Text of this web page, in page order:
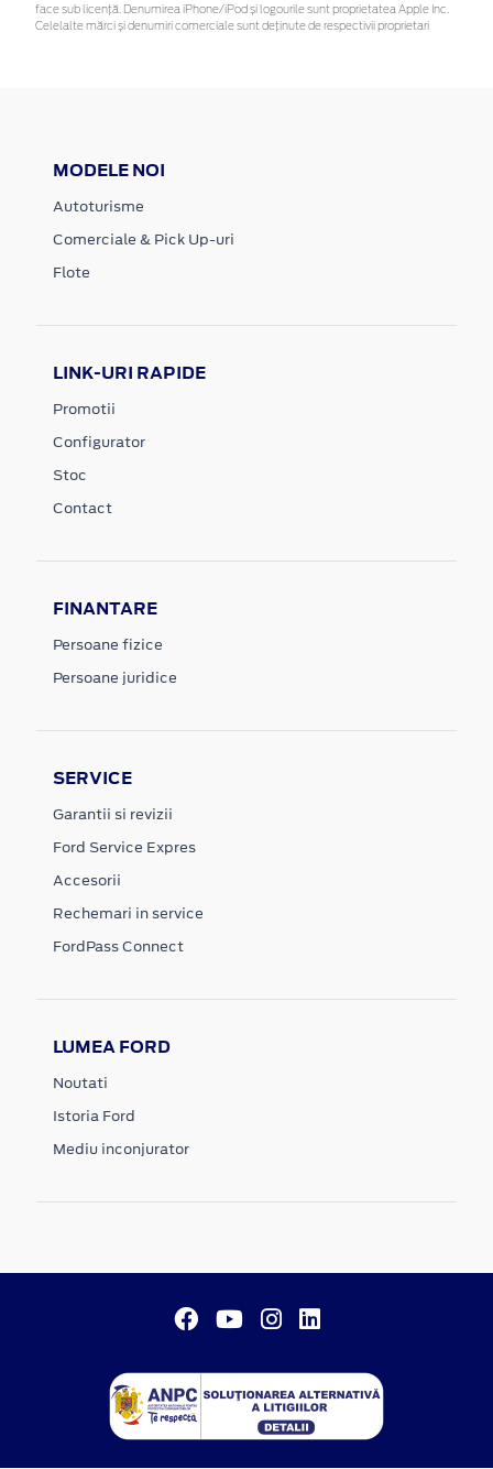
face sub licență. Denumirea iPhone/iPod și logourile sunt proprietatea Apple Inc.
Celelalte mărci și denumiri comerciale sunt deținute de respectivii proprietari
MODELE NOI
Autoturisme
Comerciale & Pick Up-uri
Flote
LINK-URI RAPIDE
Promotii
Configurator
Stoc
Contact
FINANTARE
Persoane fizice
Persoane juridice
SERVICE
Garantii si revizii
Ford Service Expres
Accesorii
Rechemari in service
FordPass Connect
LUMEA FORD
Noutati
Istoria Ford
Mediu inconjurator